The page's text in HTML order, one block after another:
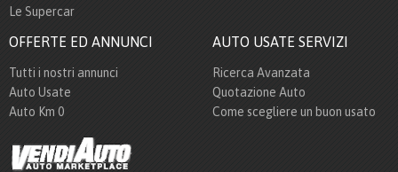
Le Supercar
OFFERTE ED ANNUNCI
Tutti i nostri annunci
Auto Usate
Auto Km 0
AUTO USATE SERVIZI
Ricerca Avanzata
Quotazione Auto
Come scegliere un buon usato